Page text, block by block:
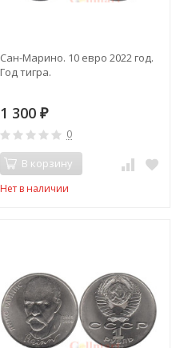
Сан-Марино. 10 евро 2022 год.
Год тигра.
1 300₽
0
В корзину
Нет в наличии